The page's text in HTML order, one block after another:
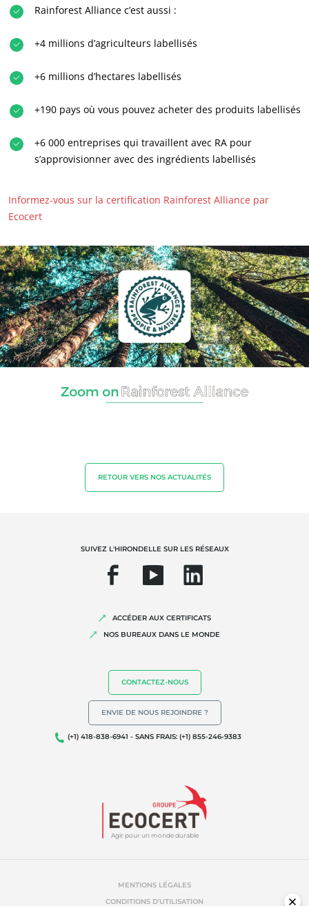
NOS EXPERTISES
Agriculture biologique
Commerce équitable
Agriculture durable
Qualité et securité alimentaire
Rainforest Alliance c’est aussi :
+4 millions d’agriculteurs labellisés
+6 millions d’hectares labellisés
+190 pays où vous pouvez acheter des produits labellisés
+6 000 entreprises qui travaillent avec RA pour
s’approvisionner avec des ingrédients labellisés
Informez-vous sur la certification Rainforest Alliance par
Ecocert
RETOUR VERS NOS ACTUALITÉS
Agir pour un monde durable
SUIVEZ L'HIRONDELLE SUR LES RÉSEAUX
ACCÉDER AUX CERTIFICATS
NOS BUREAUX DANS LE MONDE
CONTACTEZ-NOUS
ENVIE DE NOUS REJOINDRE ?
(+1) 418-838-6941 - SANS FRAIS: (+1) 855-246-9383
MENTIONS LÉGALES
CONDITIONS D'UTILISATION